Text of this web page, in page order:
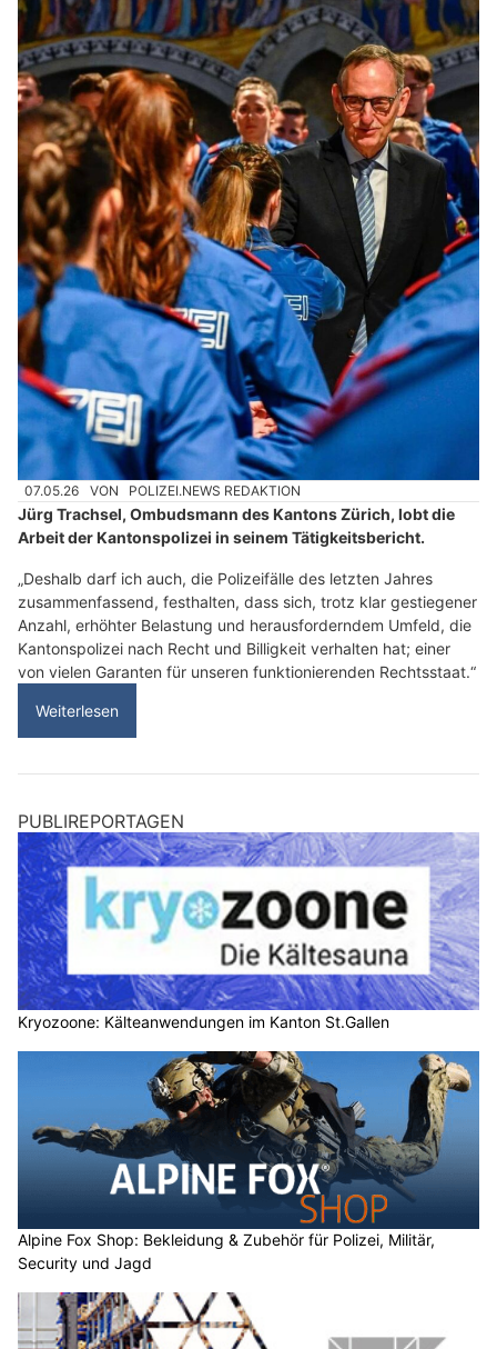
07.05.26 VON POLIZEI.NEWS REDAKTION
Jürg Trachsel, Ombudsmann des Kantons Zürich, lobt die
Arbeit der Kantonspolizei in seinem Tätigkeitsbericht.
„Deshalb darf ich auch, die Polizeifälle des letzten Jahres
zusammenfassend, festhalten, dass sich, trotz klar gestiegener
Anzahl, erhöhter Belastung und herausforderndem Umfeld, die
Kantonspolizei nach Recht und Billigkeit verhalten hat; einer
von vielen Garanten für unseren funktionierenden Rechtsstaat.“
Weiterlesen
PUBLIREPORTAGEN
Kryozoone: Kälteanwendungen im Kanton St.Gallen
Alpine Fox Shop: Bekleidung & Zubehör für Polizei, Militär,
Security und Jagd